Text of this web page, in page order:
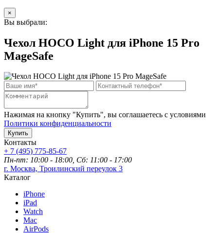
×
Вы выбрали:
Чехол HOCO Light для iPhone 15 Pro
MageSafe
Нажимая на кнопку "Купить", вы соглашаетесь с условиями
Политики конфиденциальности
Купить
Контакты
+ 7 (495) 775-85-67
Пн-пт: 10:00 - 18:00, Сб: 11:00 - 17:00
г. Москва, Троилинский переулок 3
Каталог
iPhone
iPad
Watch
Mac
AirPods